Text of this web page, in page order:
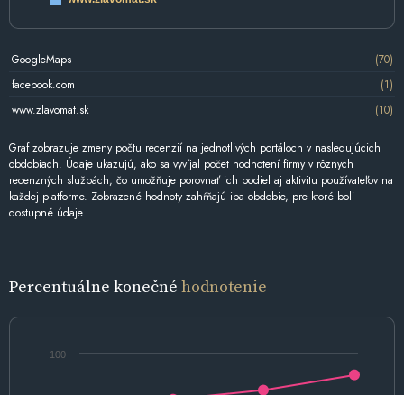
GoogleMaps
(70)
facebook.com
(1)
www.zlavomat.sk
(10)
Graf zobrazuje zmeny počtu recenzií na jednotlivých portáloch v nasledujúcich
obdobiach. Údaje ukazujú, ako sa vyvíjal počet hodnotení firmy v rôznych
recenzných službách, čo umožňuje porovnať ich podiel aj aktivitu používateľov na
každej platforme. Zobrazené hodnoty zahŕňajú iba obdobie, pre ktoré boli
dostupné údaje.
Percentuálne konečné hodnotenie
100